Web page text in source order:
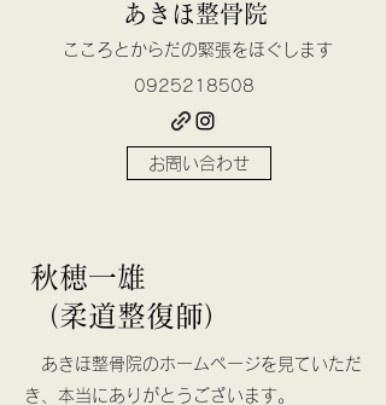
あきほ整骨院
​こころとからだの緊張をほぐします
0925218508
お問い合わせ
​秋穂一雄
（柔道整復師）
あきほ整骨院のホームページを見ていただ
き、本当にありがとうございます。